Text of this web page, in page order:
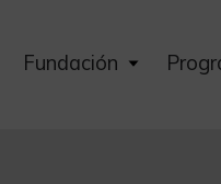
Fundación
Expand